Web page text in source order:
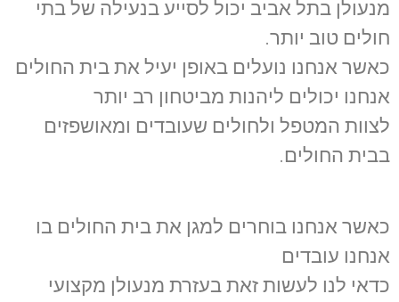
מנעולן בתל אביב יכול לסייע בנעילה של בתי
חולים טוב יותר.
כאשר אנחנו נועלים באופן יעיל את בית החולים
אנחנו יכולים ליהנות מביטחון רב יותר
לצוות המטפל ולחולים שעובדים ומאושפזים
בבית החולים.
כאשר אנחנו בוחרים למגן את בית החולים בו
אנחנו עובדים
כדאי לנו לעשות זאת בעזרת מנעולן מקצועי